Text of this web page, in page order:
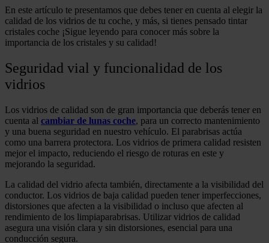
En este artículo te presentamos que debes tener en cuenta al elegir la
calidad de los vidrios de tu coche, y más, si tienes pensado tintar
cristales coche ¡Sigue leyendo para conocer más sobre la
importancia de los cristales y su calidad!
Seguridad vial y funcionalidad de los
vidrios
Los vidrios de calidad son de gran importancia que deberás tener en
cuenta al cambiar de lunas coche, para un correcto mantenimiento
y una buena seguridad en nuestro vehículo. El parabrisas actúa
como una barrera protectora. Los vidrios de primera calidad resisten
mejor el impacto, reduciendo el riesgo de roturas en este y
mejorando la seguridad.
La calidad del vidrio afecta también, directamente a la visibilidad del
conductor. Los vidrios de baja calidad pueden tener imperfecciones,
distorsiones que afecten a la visibilidad o incluso que afecten al
rendimiento de los limpiaparabrisas. Utilizar vidrios de calidad
asegura una visión clara y sin distorsiones, esencial para una
conducción segura.